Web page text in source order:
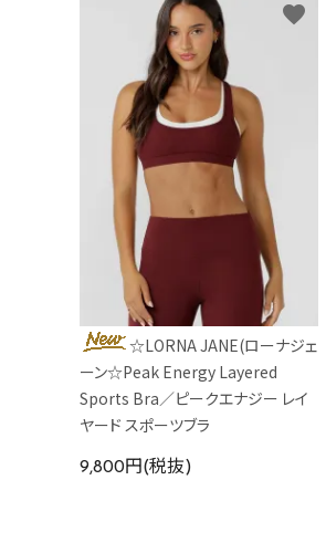
INFORMATIOM
☆LORNA JANE(ローナジェ
ーン☆Peak Energy Layered
Sports Bra／ピークエナジー レイ
ヤード スポーツブラ
9,800円(税抜)
favorite